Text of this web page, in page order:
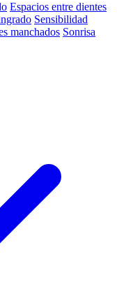
Espacios entre dientes
Sensibilidad
manchados Sonrisa